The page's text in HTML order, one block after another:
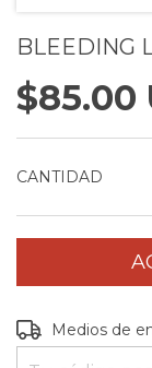
BLEEDING
$85.00
CANTIDAD
Entregas para el
Medios de